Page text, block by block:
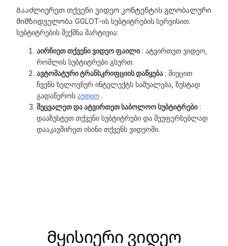
Გააძლიერეთ თქვენი ვიდეო კონტენტის გლობალური
მიმზიდველობა GGLOT-ის სუბტიტრების სერვისით.
სუბტიტრების შექმნა მარტივია:
აირჩიეთ თქვენი ვიდეო ფაილი : ატვირთეთ ვიდეო,
რომლის სუბტიტრები გსურთ.
ავტომატური ტრანსკრიფციის დაწყება : მიეცით
ჩვენს ხელოვნურ ინტელექტს საშუალება, ზუსტად
გადაწეროსაუდიო .
შეცვალეთ და ატვირთეთ საბოლოო სუბტიტრები :
დააზუსტეთ თქვენი სუბტიტრები და შეუფერხებლად
დააკავშირეთ ისინი თქვენს ვიდეოში.
Მყისიერი ვიდეო